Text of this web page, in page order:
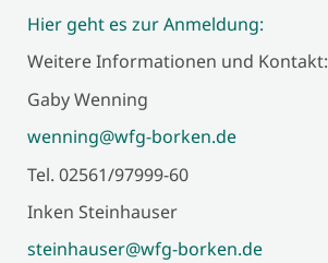
Hier geht es zur Anmeldung:
Weitere Informationen und Kontakt:
Gaby Wenning
wenning@wfg-borken.de
Tel. 02561/97999-60
Inken Steinhauser
steinhauser@wfg-borken.de